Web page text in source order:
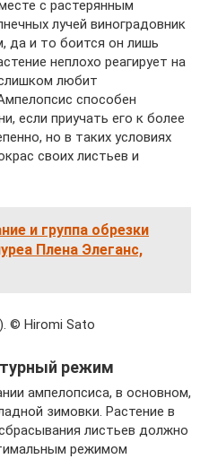
с растерянным
лучей виноградовник
да и то боится он лишь
неплохо реагирует на
любит
способен
если приучать его к более
но в таких условиях
своих листьев и
и группа обрезки
Плена Элеганс,
© Hiromi Sato
режим
ампелопсиса, в основном,
зимовки. Растение в
листьев должно
режимом